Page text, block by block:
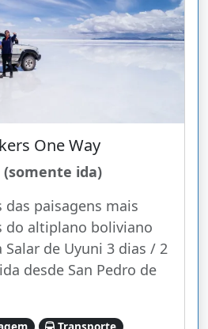
One Way
ida)
das paisagens mais
do altiplano boliviano
de Uyuni 3 dias / 2
desde San Pedro de